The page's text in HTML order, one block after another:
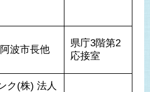
波市長他
県庁3階第2
応接室
ク(株) 法人